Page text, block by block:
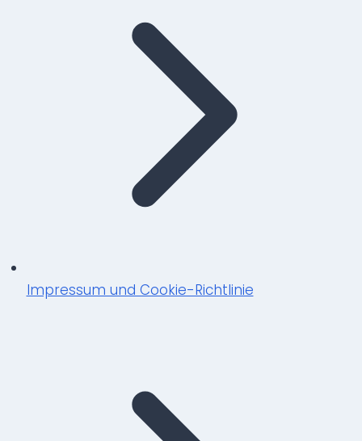
Impressum und Cookie-Richtlinie